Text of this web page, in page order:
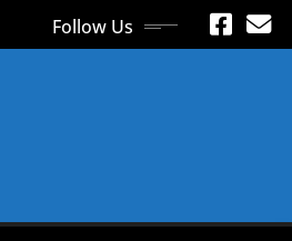
Follow Us